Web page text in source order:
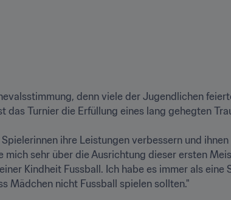
denn viele der Jugendlichen
das Turnier die Erfüllung eines lang gehegten
ihre Leistungen verbessern und
mich sehr über die Ausrichtung dieser ersten
Kindheit Fussball. Ich habe es immer als
Mädchen nicht Fussball spielen sollten."